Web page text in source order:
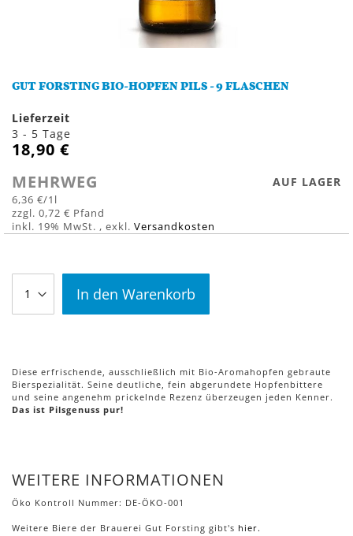
GUT FORSTING BIO-HOPFEN PILS - 9 FLASCHEN
Lieferzeit
3 - 5 Tage
18,90 €
MEHRWEG
6,36 €/1l
0,72 €
inkl. 19% MwSt. , exkl. Versandkosten
AUF LAGER
In den Warenkorb
Diese erfrischende, ausschließlich mit Bio-Aromahopfen gebraute
Bierspezialität. Seine deutliche, fein abgerundete Hopfenbittere
und seine angenehm prickelnde Rezenz überzeugen jeden Kenner.
Das ist Pilsgenuss pur!
der
springen
WEITERE INFORMATIONEN
Öko Kontroll Nummer: DE-ÖKO-001
Weitere Biere der Brauerei Gut Forsting gibt's hier.